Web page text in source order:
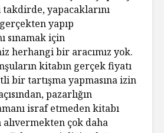
yapacaklarını
yapıp
sınamak için
herhangi bir aracımız yok.
kitabın gerçek fiyatı
bir tartışma yapmasına izin
pazarlığın
israf etmeden kitabı
çok daha